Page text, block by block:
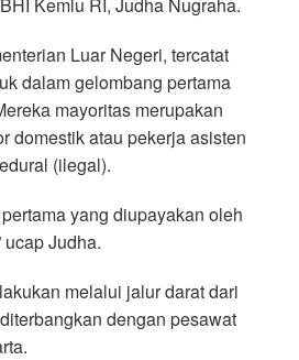
Luar Negeri, tercatat
dalam gelombang pertama
mayoritas merupakan
domestik atau pekerja asisten
(ilegal).
yang diupayakan oleh
ucap Judha.
melalui jalur darat dari
dengan pesawat